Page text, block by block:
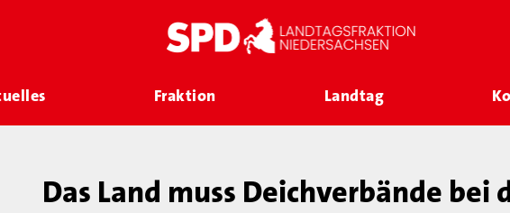
Fraktion Landtag
Das Land muss Deichverbände bei